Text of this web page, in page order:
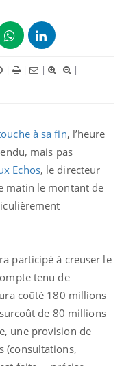
| | |
|
à sa fin, l’heure
mais pas
Echos, le directeur
matin le montant de
participé à creuser le
tenu de
coûté 180 millions
de 80 millions
une provision de
(consultations,